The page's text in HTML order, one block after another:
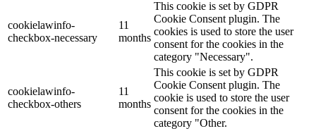
cookielawinfo-
checkbox-necessary
11
months
This cookie is set by GDPR
Cookie Consent plugin. The
cookies is used to store the user
consent for the cookies in the
category "Necessary".
cookielawinfo-
checkbox-others
11
months
This cookie is set by GDPR
Cookie Consent plugin. The
cookie is used to store the user
consent for the cookies in the
category "Other.